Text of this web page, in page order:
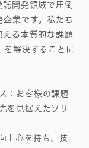
開発領域で圧倒
業です。私たち
える本質的な課題
を解決することに
：お客様の課題
を見据えたソリ
上心を持ち、技